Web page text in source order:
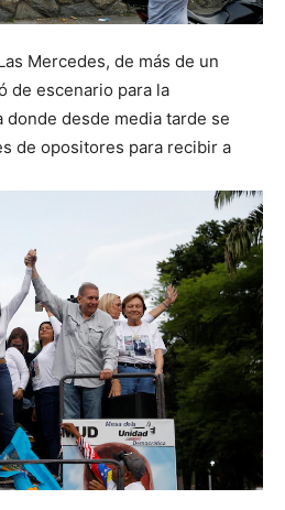
Mercedes, de más de un
de escenario para la
desde media tarde se
de opositores para recibir a